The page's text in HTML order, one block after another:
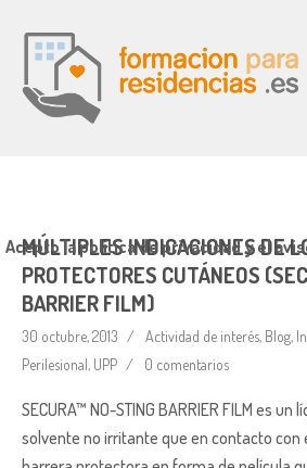
MÚLTIPLES INDICACIONES DE
PROTECTORES CUTÁNEOS
BARRIER FILM)
30 octubre, 2013 Actividad de interés, Blog,
Perilesional, UPP 0 comentarios
SECURA™ NO-STING BARRIER FILM es
solvente no irritante que en contacto con
Acepto la política de privacidad y el